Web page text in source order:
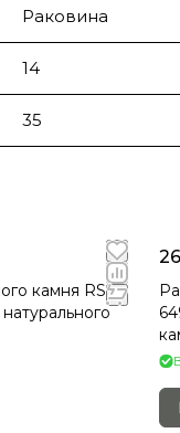
Раковина
14
35
камня RS-